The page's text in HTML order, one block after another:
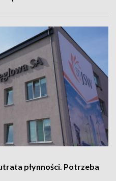
płynności. Potrzeba